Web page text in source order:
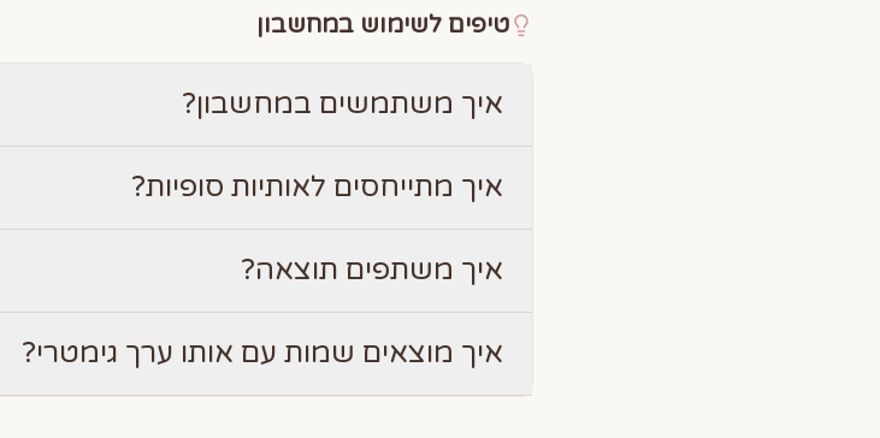
טיפים לשימוש במחשבון
איך משתמשים במחשבון?
איך מתייחסים לאותיות סופיות?
איך משתפים תוצאה?
איך מוצאים שמות עם אותו ערך גימטרי?